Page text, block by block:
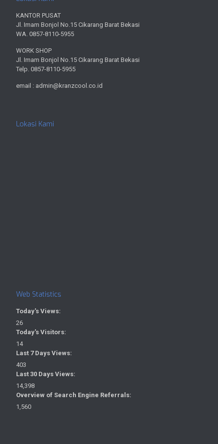
KANTOR PUSAT
Jl. Imam Bonjol No.15 Cikarang Barat Bekasi
WA. 0857-8110-5955
WORK SHOP
Jl. Imam Bonjol No.15 Cikarang Barat Bekasi
Telp. 0857-8110-5955
email : admin@kranzcool.co.id
Lokasi Kami
Web Statistics
Today's Views:
26
Today's Visitors:
14
Last 7 Days Views:
403
Last 30 Days Views:
14,398
Overview of Search Engine Referrals:
1,560